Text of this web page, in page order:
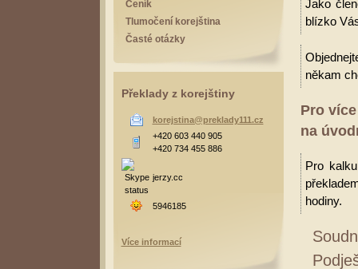
Jako
blízko
někam
Pro
na
Pro
hodiny.
Ceník
Tlumočení korejština
Časté otázky
Překlady z korejštiny
korejstina@preklady111.cz
+420 603 440 905
+420 734 455 886
jerzy.cc
5946185
Více informací